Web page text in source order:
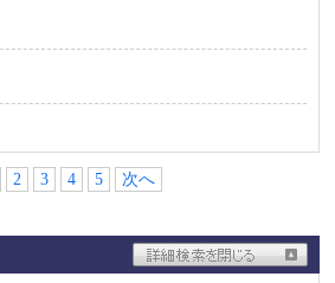
2 3 4 5 次へ